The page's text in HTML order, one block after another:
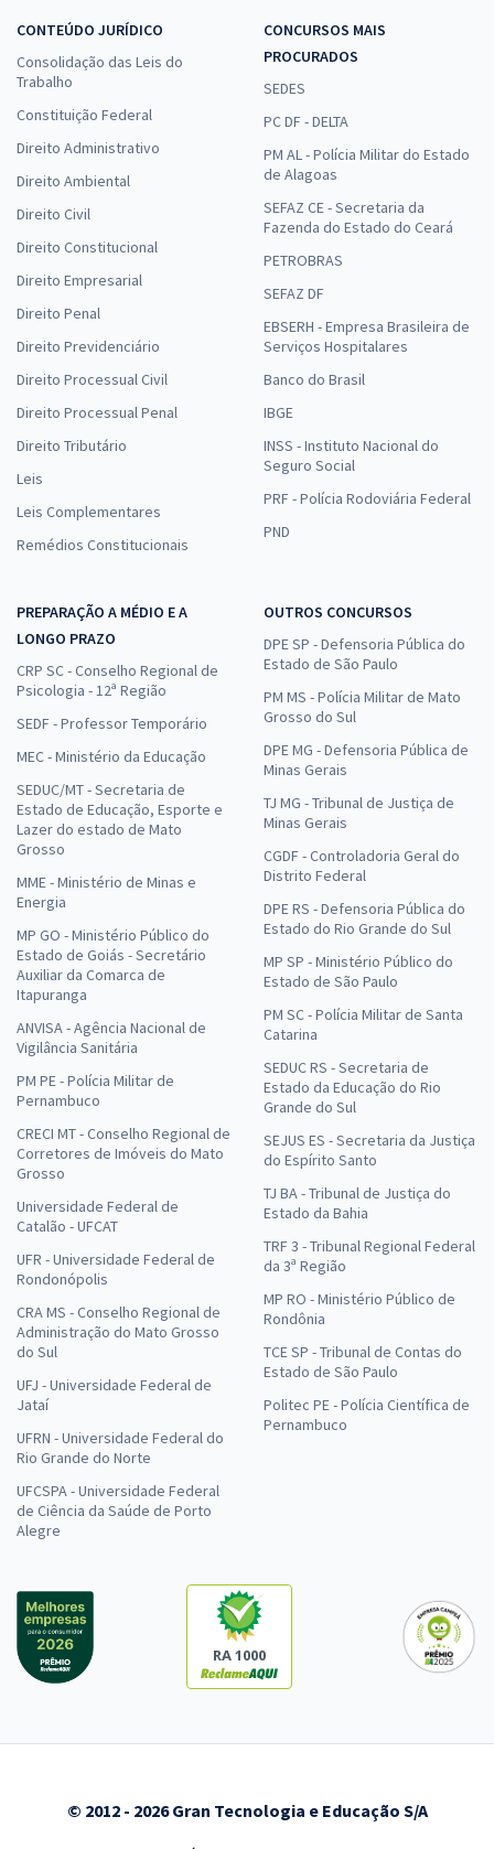
CONTEÚDO JURÍDICO
Consolidação das Leis do
Trabalho
Constituição Federal
Direito Administrativo
Direito Ambiental
Direito Civil
Direito Constitucional
Direito Empresarial
Direito Penal
Direito Previdenciário
Direito Processual Civil
Direito Processual Penal
Direito Tributário
Leis
Leis Complementares
Remédios Constitucionais
CONCURSOS MAIS
PROCURADOS
SEDES
PC DF - DELTA
PM AL - Polícia Militar do Estado
de Alagoas
SEFAZ CE - Secretaria da
Fazenda do Estado do Ceará
PETROBRAS
SEFAZ DF
EBSERH - Empresa Brasileira de
Serviços Hospitalares
Banco do Brasil
IBGE
INSS - Instituto Nacional do
Seguro Social
PRF - Polícia Rodoviária Federal
PND
PREPARAÇÃO A MÉDIO E A
LONGO PRAZO
CRP SC - Conselho Regional de
Psicologia - 12ª Região
SEDF - Professor Temporário
MEC - Ministério da Educação
SEDUC/MT - Secretaria de
Estado de Educação, Esporte e
Lazer do estado de Mato
Grosso
MME - Ministério de Minas e
Energia
MP GO - Ministério Público do
Estado de Goiás - Secretário
Auxiliar da Comarca de
Itapuranga
ANVISA - Agência Nacional de
Vigilância Sanitária
PM PE - Polícia Militar de
Pernambuco
CRECI MT - Conselho Regional de
Corretores de Imóveis do Mato
Grosso
Universidade Federal de
Catalão - UFCAT
UFR - Universidade Federal de
Rondonópolis
CRA MS - Conselho Regional de
Administração do Mato Grosso
do Sul
UFJ - Universidade Federal de
Jataí
UFRN - Universidade Federal do
Rio Grande do Norte
UFCSPA - Universidade Federal
de Ciência da Saúde de Porto
Alegre
OUTROS CONCURSOS
DPE SP - Defensoria Pública do
Estado de São Paulo
PM MS - Polícia Militar de Mato
Grosso do Sul
DPE MG - Defensoria Pública de
Minas Gerais
TJ MG - Tribunal de Justiça de
Minas Gerais
CGDF - Controladoria Geral do
Distrito Federal
DPE RS - Defensoria Pública do
Estado do Rio Grande do Sul
MP SP - Ministério Público do
Estado de São Paulo
PM SC - Polícia Militar de Santa
Catarina
SEDUC RS - Secretaria de
Estado da Educação do Rio
Grande do Sul
SEJUS ES - Secretaria da Justiça
do Espírito Santo
TJ BA - Tribunal de Justiça do
Estado da Bahia
TRF 3 - Tribunal Regional Federal
da 3ª Região
MP RO - Ministério Público de
Rondônia
TCE SP - Tribunal de Contas do
Estado de São Paulo
Politec PE - Polícia Científica de
Pernambuco
RA 1000
© 2012 - 2026 Gran Tecnologia e Educação S/A